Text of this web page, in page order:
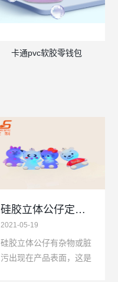
卡通pvc软胶零钱包
硅胶立体公仔定制加工如何避免表面脏污？
2021-05-19
硅胶立体公仔有杂物或脏
污出现在产品表面，这是